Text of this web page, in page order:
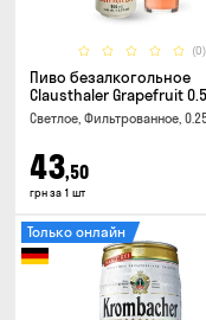
(0)
Пиво безалкогольное
Clausthaler Grapefruit
Светлое, Фильтрованное,
43,50
грн за 1 шт
Только онлайн